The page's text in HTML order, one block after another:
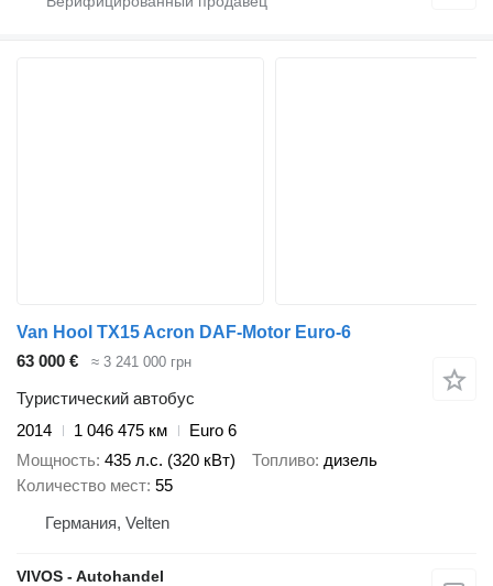
Van Hool TX15 Acron DAF-Motor Euro-6
63 000 €
≈ 3 241 000 грн
Туристический автобус
2014
1 046 475 км
Euro 6
Мощность 435 л.с. (320 кВт) Топливо дизель
Количество мест 55
Германия, Velten
VIVOS - Autohandel